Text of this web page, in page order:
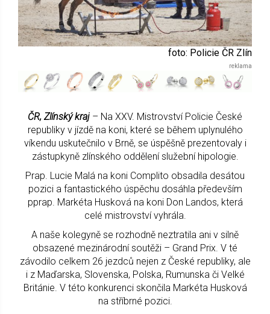
foto: Policie ČR Zlín
ČR, Zlínský kraj – Na XXV. Mistrovství Policie České
republiky v jízdě na koni, které se během uplynulého
víkendu uskutečnilo v Brně, se úspěšně prezentovaly i
zástupkyně zlínského oddělení služební hipologie.
Prap. Lucie Malá na koni Complito obsadila desátou
pozici a fantastického úspěchu dosáhla především
pprap. Markéta Husková na koni Don Landos, která
celé mistrovství vyhrála.
A naše kolegyně se rozhodně neztratila ani v silně
obsazené mezinárodní soutěži – Grand Prix. V té
závodilo celkem 26 jezdců nejen z České republiky, ale
i z Maďarska, Slovenska, Polska, Rumunska či Velké
Británie. V této konkurenci skončila Markéta Husková
na stříbrné pozici.